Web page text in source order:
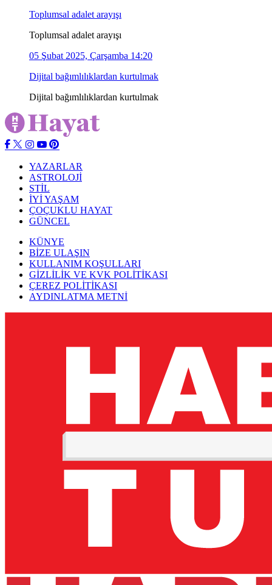
Toplumsal adalet arayışı
Toplumsal adalet arayışı
05 Şubat 2025, Çarşamba 14:20
Dijital bağımlılıklardan kurtulmak
Dijital bağımlılıklardan kurtulmak
YAZARLAR
ASTROLOJİ
STİL
İYİ YAŞAM
ÇOÇUKLU HAYAT
GÜNCEL
KÜNYE
BİZE ULAŞIN
KULLANIM KOŞULLARI
GİZLİLİK VE KVK POLİTİKASI
ÇEREZ POLİTİKASI
AYDINLATMA METNİ